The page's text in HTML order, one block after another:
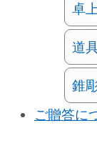
卓
道
錐
ご贈答に